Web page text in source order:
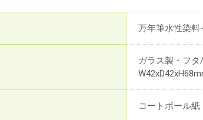
万年筆水性染料
ガラス製・フ
コートボール紙